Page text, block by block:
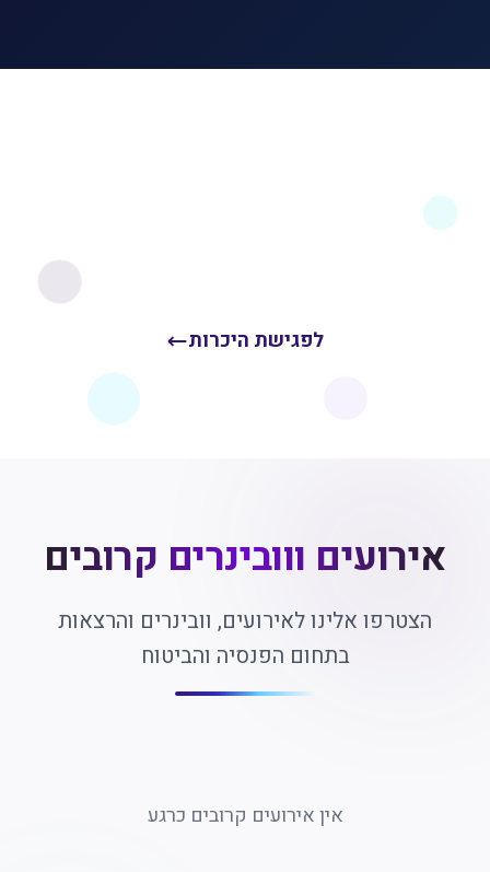
לפגישת היכרות
אירועים ווובינרים קרובים
הצטרפו אלינו לאירועים, וובינרים והרצאות
בתחום הפנסיה והביטוח
אין אירועים קרובים כרגע